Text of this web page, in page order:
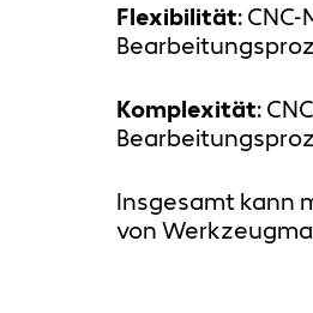
Flexibilität:
Komplexität:
Insgesamt kann
von